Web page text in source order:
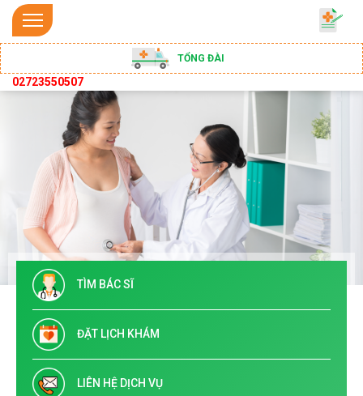
TỔNG ĐÀI
02723550507
TÌM BÁC SĨ
ĐẶT LỊCH KHÁM
LIÊN HỆ DỊCH VỤ